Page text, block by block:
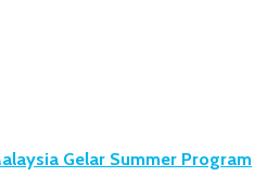
Gelar Summer Program